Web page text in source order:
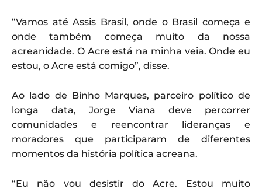
“Vamos até Assis Brasil, onde o Brasil começa e
onde também começa muito da nossa
acreanidade. O Acre está na minha veia. Onde eu
estou, o Acre está comigo”, disse.
Ao lado de Binho Marques, parceiro político de
longa data, Jorge Viana deve percorrer
comunidades e reencontrar lideranças e
moradores que participaram de diferentes
momentos da história política acreana.
“Eu não vou desistir do Acre. Estou muito